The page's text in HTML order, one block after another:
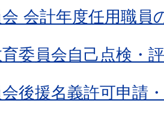
会計年度任用職員
委員会自己点検・
後援名義許可申請